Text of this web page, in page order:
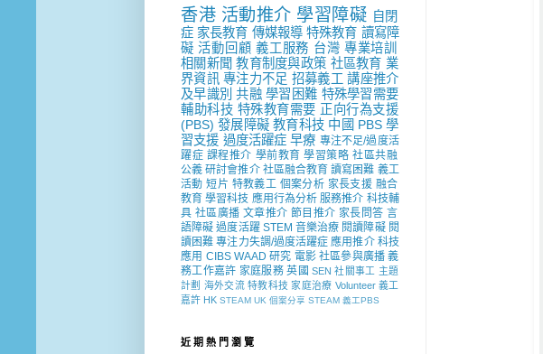
香港 活動推介 學習障礙 自閉
症 家長教育 傳媒報導 特殊教育 讀寫障
礙 活動回顧 義工服務 台灣 專業培訓
相關新聞 教育制度與政策 社區教育 業
界資訊 專注力不足 招募義工 講座推介
及早識別 共融 學習困難 特殊學習需要
輔助科技 特殊教育需要 正向行為支援
(PBS) 發展障礙 教育科技 中國 PBS 學
習支援 過度活躍症 早療 專注不足/過度活
躍症 課程推介 學前教育 學習策略 社區共融
公義 研討會推介 社區融合教育 讀寫困難 義工
活動 短片 特教義工 個案分析 家長支援 融合
教育 學習科技 應用行為分析 服務推介 科技輔
具 社區廣播 文章推介 節目推介 家長問答 言
語障礙 過度活躍 STEM 音樂治療 閱讀障礙 閱
讀困難 專注力失調/過度活躍症 應用推介 科技
應用 CIBS WAAD 研究 電影 社區參與廣播 義
務工作嘉許 家庭服務 英國 SEN 社關事工 主題
計劃 海外交流 特教科技 家庭治療 Volunteer 義工
嘉許 HK STEAM UK 個案分享 STEAM 義工PBS
近 期 熱 門 瀏 覽